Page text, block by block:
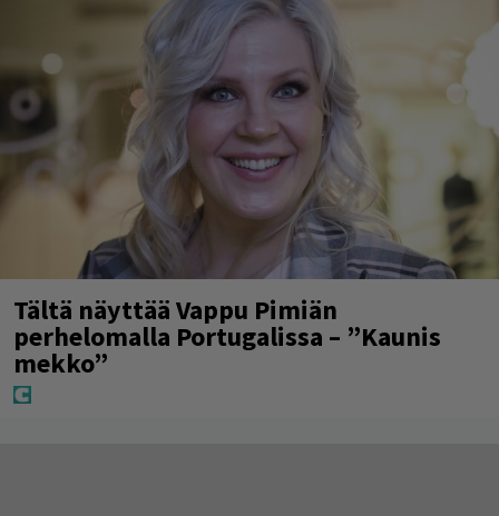
Tältä näyttää Vappu Pimiän
perhelomalla Portugalissa – ”Kaunis
mekko”